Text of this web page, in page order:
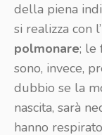
della piena
si realizza con l’
polmonare; le
sono, invece,
dubbio se la
nascita, sarà
hanno